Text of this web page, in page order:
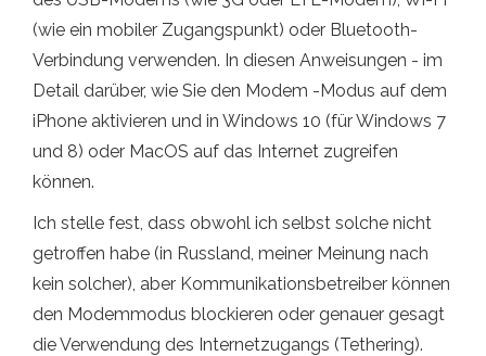
(wie ein mobiler Zugangspunkt) oder Bluetooth-
Verbindung verwenden. In diesen Anweisungen - im
Detail darüber, wie Sie den Modem -Modus auf dem
iPhone aktivieren und in Windows 10 (für Windows 7
und 8) oder MacOS auf das Internet zugreifen
können.
Ich stelle fest, dass obwohl ich selbst solche nicht
getroffen habe (in Russland, meiner Meinung nach
kein solcher), aber Kommunikationsbetreiber können
den Modemmodus blockieren oder genauer gesagt
die Verwendung des Internetzugangs (Tethering).